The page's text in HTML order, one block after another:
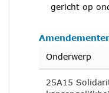
gericht op
Onderwerp
25A15